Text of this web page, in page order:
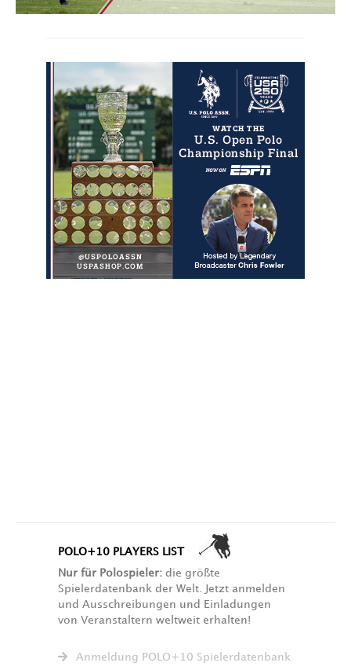
POLO+10 PLAYERS LIST
Nur für Polospieler: die größte
Spielerdatenbank der Welt. Jetzt anmelden
und Ausschreibungen und Einladungen
von Veranstaltern weltweit erhalten!
Anmeldung POLO+10 Spielerdatenbank